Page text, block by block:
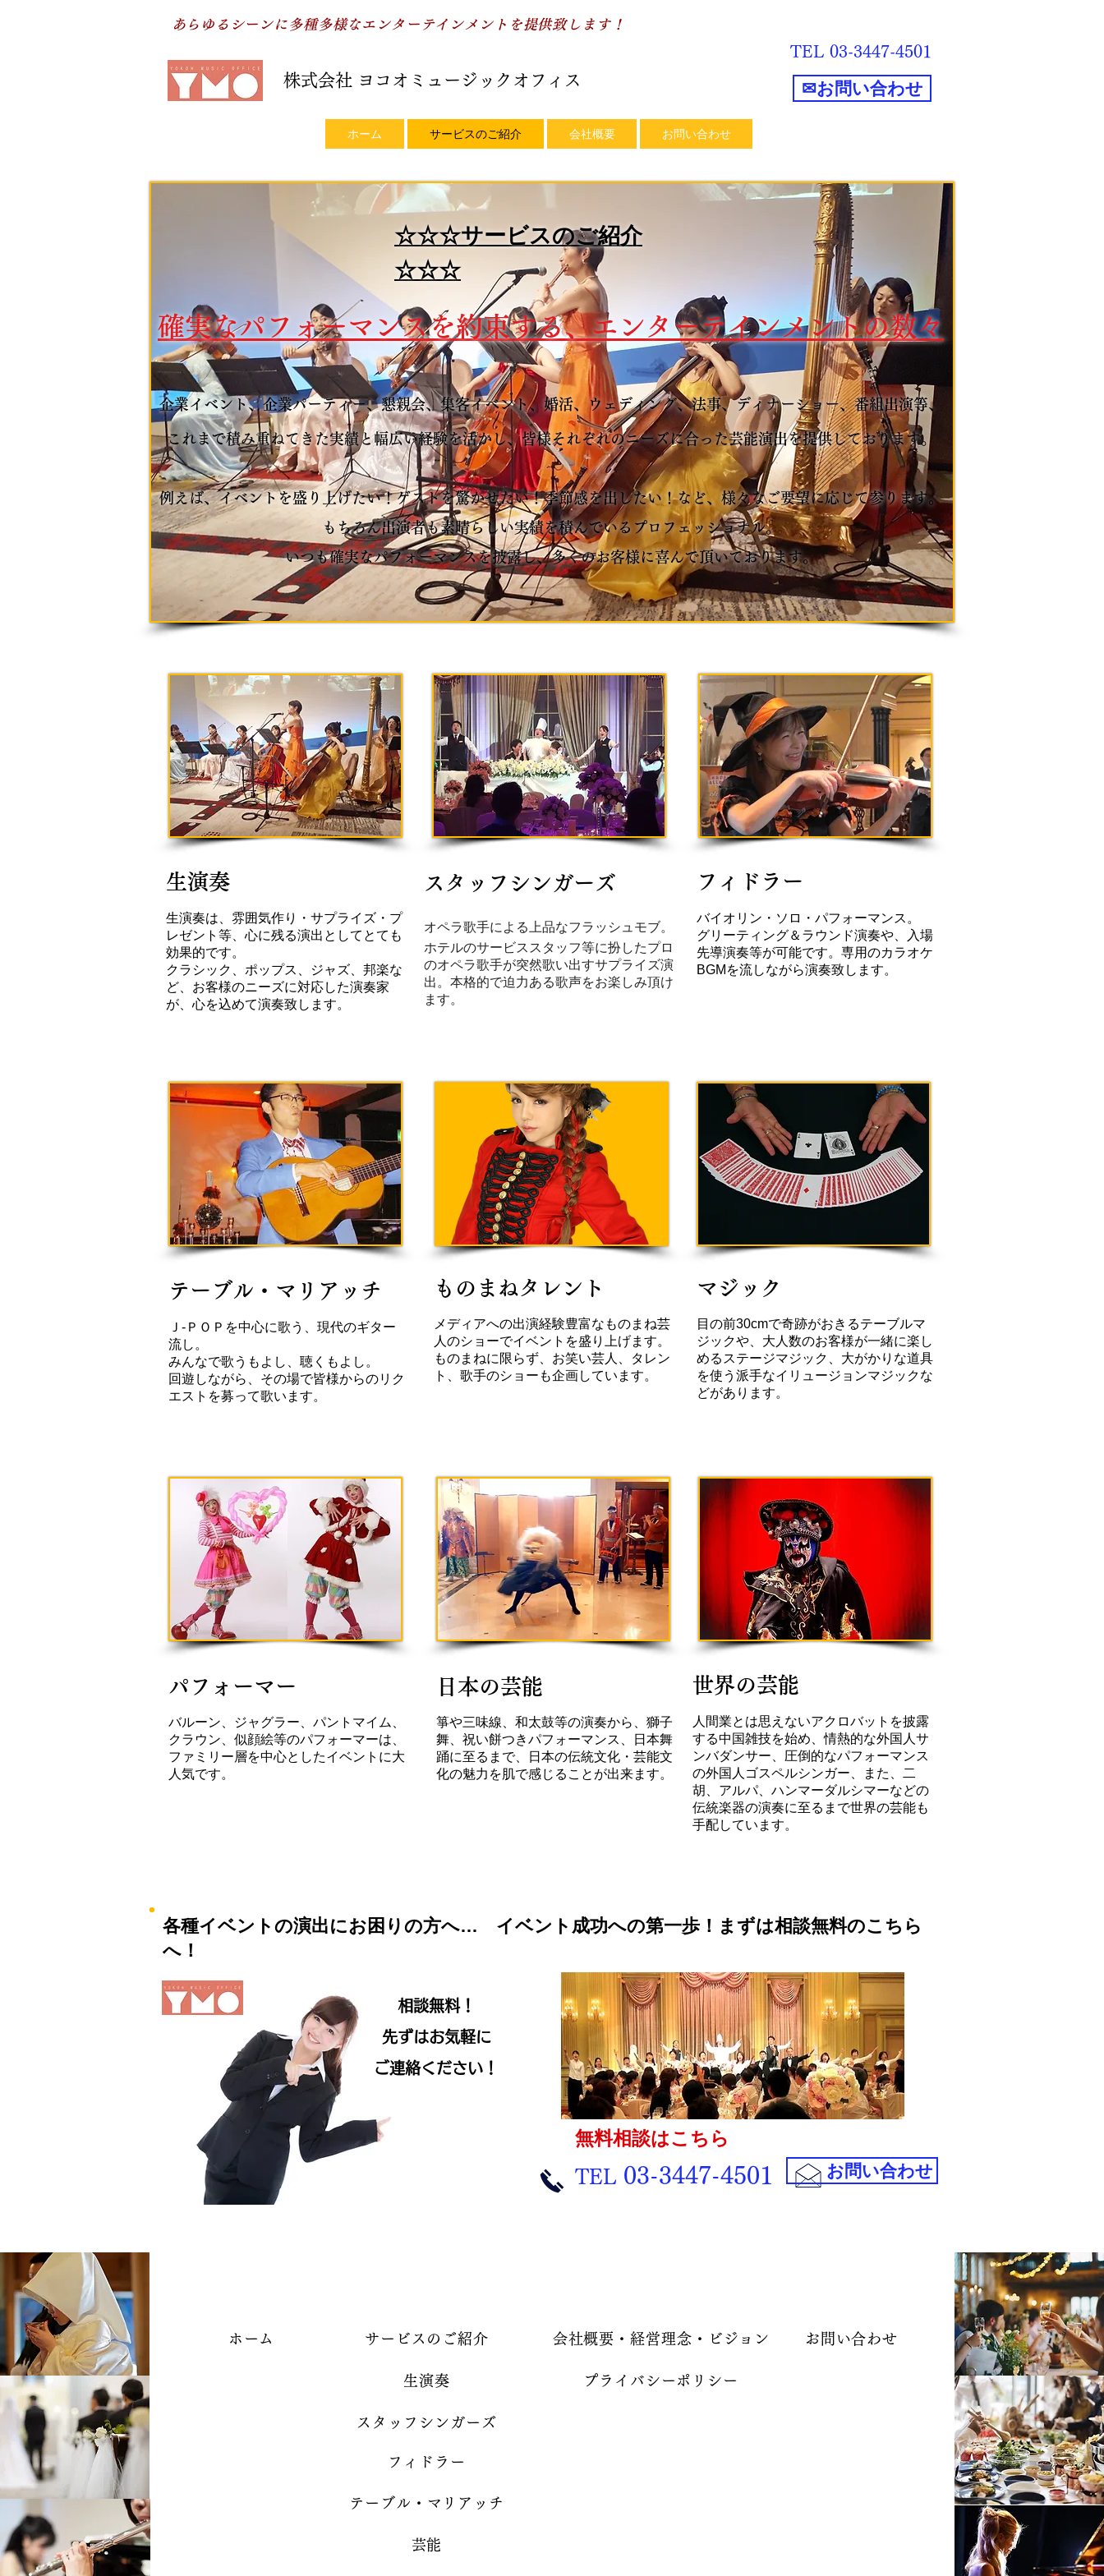
​ あらゆるシーンに多種多様なエンターテインメントを提供致します！
株式会社 ヨコオミュージックオフィス
​TEL 03-3447-4501
✉お問い合わせ
ホーム サービスのご紹介 会社概要 お問い合わせ
☆☆☆サービスのご紹介
☆☆☆
確実なパフォーマンスを約束する、エンターテインメントの数々
企業イベント、企業パーティー、懇親会、集客イベント、婚活、ウェディング、法事、ディナーショー、番組出演等、
これまで積み重ねてきた実績と幅広い経験を活かし、皆様それぞれのニーズに合った芸能演出を提供しております。
例えば、イベントを盛り上げたい！ゲストを驚かせたい！季節感を出したい！など、様々なご要望に応じて参ります。
もちろん出演者も素晴らしい実績を積んでいるプロフェッショナル。
いつも確実なパフォーマンスを披露し、多くのお客様に喜んで頂いております。
生演奏
生演奏は、雰囲気作り・サプライズ・プ
レゼント等、心に残る演出としてとても
効果的です。
クラシック、ポップス、ジャズ、邦楽な
ど、お客様のニーズに対応した演奏家
が、心を込めて演奏致します。
スタッフシンガーズ
オペラ歌手による上品なフラッシュモブ。
ホテルのサービススタッフ等に扮したプロ
のオペラ歌手が突然歌い出すサプライズ演
出。本格的で迫力ある歌声をお楽しみ頂け
ます。
フィドラー
​バイオリン・ソロ・パフォーマンス。
グリーティング＆ラウンド演奏や、入場
先導演奏等が可能です。専用のカラオケ
BGMを流しながら演奏致します。
テーブル・マリアッチ
Ｊ-ＰＯＰを中心に歌う、現代のギター
流し。
みんなで歌うもよし、聴くもよし。
​回遊しながら、その場で皆様からのリク
エストを募って歌います。
ものまねタレント
メディアへの出演経験豊富なものまね芸
人のショーでイベントを盛り上げます。
​ものまねに限らず、お笑い芸人、タレン
ト、歌手のショーも企画しています。
マジック
目の前30cmで奇跡がおきるテーブルマ
ジックや、大人数のお客様が一緒に楽し
めるステージマジック、大がかりな道具
を使う派手なイリュージョンマジックな
どがあります。
パフォーマー
バルーン、ジャグラー、パントマイム、
クラウン、似顔絵等のパフォーマーは、
ファミリー層を中心としたイベントに大
人気です。
日本の芸能
箏や三味線、和太鼓等の演奏から、獅子
舞、祝い餅つきパフォーマンス、日本舞
踊に至るまで、日本の伝統文化・芸能文
化の魅力を肌で感じることが出来ます。
世界の芸能
人間業とは思えないアクロバットを披露
する中国雑技を始め、情熱的な外国人サ
ンバダンサー、圧倒的なパフォーマンス
の外国人ゴスペルシンガー、また、
​二
胡、アルパ、ハンマーダルシマーなどの
伝統楽器の演奏に至るまで世界の芸能も
手配しています。
各種イベントの演出にお困りの方へ… イベント成功への第一歩！まずは相談無料のこちら
へ！
相談無料！
先ずは​お気軽に
​ご連絡ください！
無料相談はこちら
​TEL 03-3447-4501 お問い合わせ
ホーム サービスのご紹介
生演奏
会社概要・経営理念・ビジョン お問い合わせ
プライバシーポリシー
スタッフシンガーズ
フィドラー
テーブル・マリアッチ
芸能